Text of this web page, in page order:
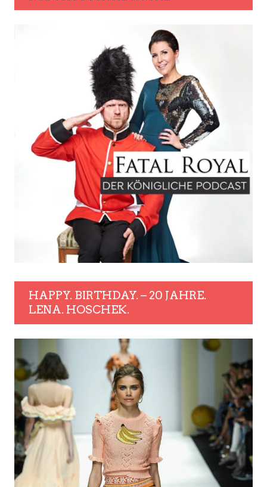
HAPPY. BIRTHDAY. – 20 JAHRE.
LENA. HOSCHEK.